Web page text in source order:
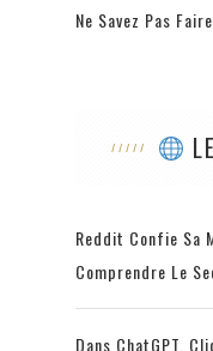
Ne Savez Pas
Reddit Confie Sa
Comprendre Le
Dans ChatGPT,